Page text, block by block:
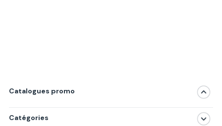
Catalogues promo
Catégories